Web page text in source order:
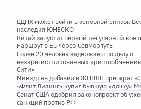
ВДНХ может войти в основной список
наследия ЮНЕСКО
Китай запустит первый регулярный
маршрут в ЕС через Севморпуть
Более 20 человек задержаны по делу о
незарегистрированных
Сити»
Минздрав добавил в ЖНВЛП препарат
«Флит Лизинг» купил бывшую «дочку»
Сенат США одобрил законопроект об
санкций против РФ